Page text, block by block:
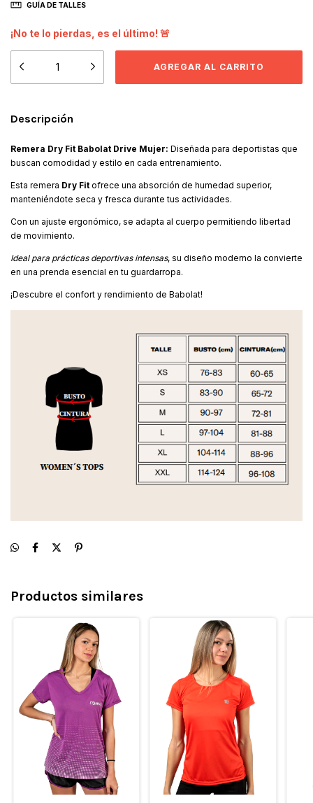
GUÍA DE TALLES
¡No te lo pierdas, es el último! 🚨
Descripción
Remera Dry Fit Babolat Drive Mujer: Diseñada para deportistas que
buscan comodidad y estilo en cada entrenamiento.
Esta remera Dry Fit ofrece una absorción de humedad superior,
manteniéndote seca y fresca durante tus actividades.
Con un ajuste ergonómico, se adapta al cuerpo permitiendo libertad
de movimiento.
Ideal para prácticas deportivas intensas, su diseño moderno la convierte
en una prenda esencial en tu guardarropa.
¡Descubre el confort y rendimiento de Babolat!
Productos similares